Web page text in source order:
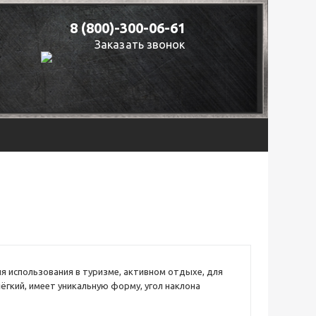
8 (800)-300-06-61
Заказать звонок
использования в туризме, активном отдыхе, для
имеет уникальную форму, угол наклона
на 105 градусов. Максимальная яркость – 1000